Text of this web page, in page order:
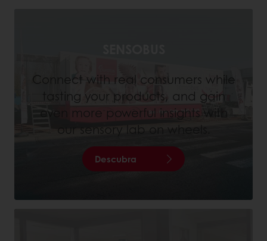
Connect with real consumers while
tasting your products, and gain
even more powerful insights with
our sensory lab on wheels.
Descubra